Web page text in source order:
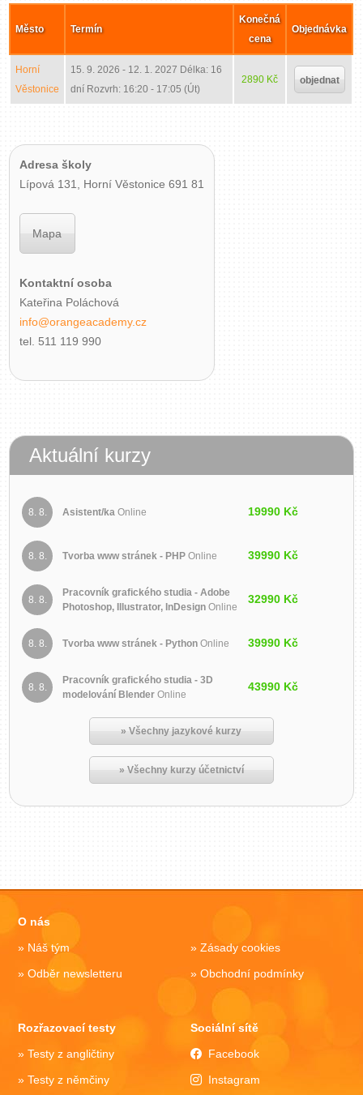
Město Termín
Konečná
cena
Objednávka
Horní
Věstonice
15. 9. 2026 - 12. 1. 2027 Délka: 16
dní Rozvrh: 16:20 - 17:05 (Út)
2890 Kč objednat
Adresa školy
Lípová 131, Horní Věstonice 691 81
Mapa
Kontaktní osoba
Kateřina Poláchová
info@orangeacademy.cz
tel. 511 119 990
Aktuální kurzy
8. 8. Asistent/kaOnline 19990 Kč
8. 8. Tvorba www stránek - PHPOnline 39990 Kč
8. 8.
Pracovník grafického studia - Adobe
Photoshop, Illustrator, InDesignOnline
32990 Kč
8. 8. Tvorba www stránek - PythonOnline 39990 Kč
8. 8.
Pracovník grafického studia - 3D
modelování BlenderOnline
43990 Kč
» Všechny jazykové kurzy
» Všechny kurzy účetnictví
O nás
Náš tým
Odběr newsletteru
Zásady cookies
Obchodní podmínky
Rozřazovací testy
Testy z angličtiny
Testy z němčiny
Sociální sítě
Facebook
Instagram